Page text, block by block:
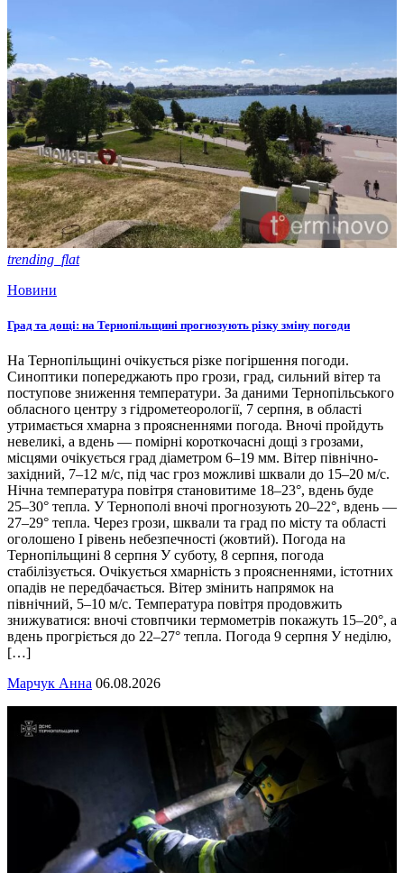
trending_flat
Новини
Град та дощі: на Тернопільщині прогнозують різку зміну погоди
На Тернопільщині очікується різке погіршення погоди.
Синоптики попереджають про грози, град, сильний вітер та
поступове зниження температури. За даними Тернопільського
обласного центру з гідрометеорології, 7 серпня, в області
утримається хмарна з проясненнями погода. Вночі пройдуть
невеликі, а вдень — помірні короткочасні дощі з грозами,
місцями очікується град діаметром 6–19 мм. Вітер північно-
західний, 7–12 м/с, під час гроз можливі шквали до 15–20 м/с.
Нічна температура повітря становитиме 18–23°, вдень буде
25–30° тепла. У Тернополі вночі прогнозують 20–22°, вдень —
27–29° тепла. Через грози, шквали та град по місту та області
оголошено І рівень небезпечності (жовтий). Погода на
Тернопільщині 8 серпня У суботу, 8 серпня, погода
стабілізується. Очікується хмарність з проясненнями, істотних
опадів не передбачається. Вітер змінить напрямок на
північний, 5–10 м/с. Температура повітря продовжить
знижуватися: вночі стовпчики термометрів покажуть 15–20°, а
вдень прогріється до 22–27° тепла. Погода 9 серпня У неділю,
[…]
Марчук Анна 06.08.2026